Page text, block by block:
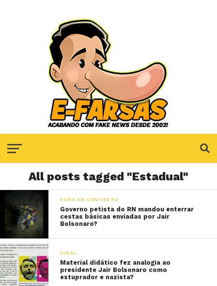
All posts tagged "Estadual"
FORA DE CONTEXTO
Governo petista do RN mandou enterrar
cestas básicas enviadas por Jair
Bolsonaro?
VIRAL
Material didático fez analogia ao
presidente Jair Bolsonaro como
estuprador e nazista?